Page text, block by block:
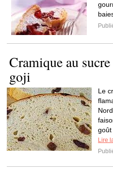
Cramique au
goji
Le
goût
Lire